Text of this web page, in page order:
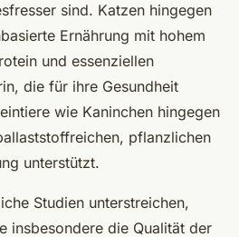
sind. Katzen hingegen
Ernährung mit hohem
und essenziellen
die für ihre Gesundheit
wie Kaninchen hingegen
pflanzlichen
unterstützt.
Studien unterstreichen,
insbesondere die Qualität der